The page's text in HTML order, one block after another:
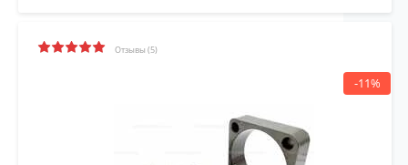
Отзывы (5)
-11%